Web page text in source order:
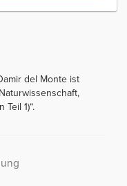
del Monte ist
1)“.